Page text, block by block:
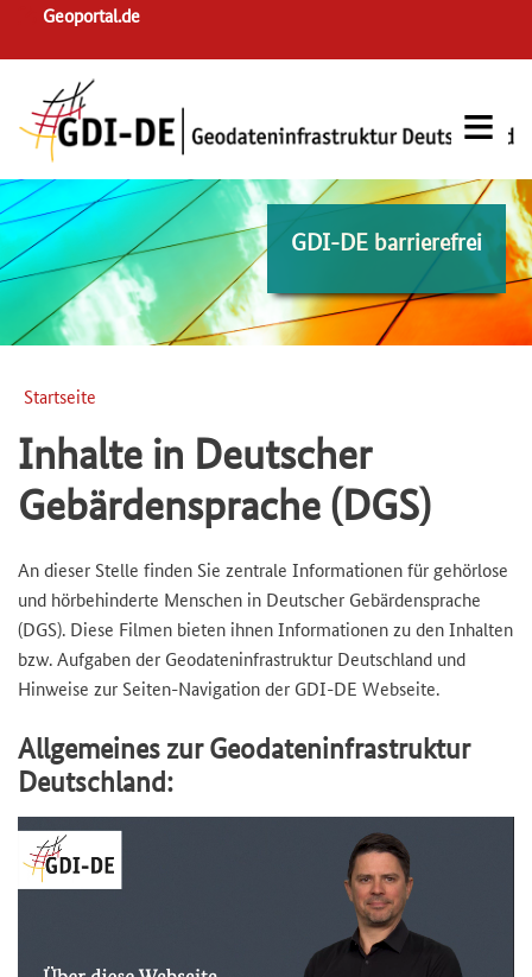
navigation
Geoportal.de
GDI-DE barrierefrei
Pfadnavigation
Startseite
Inhalte in Deutscher
Gebärdensprache (DGS)
An dieser Stelle finden Sie zentrale Informationen für gehörlose
und hörbehinderte Menschen in Deutscher Gebärdensprache
(DGS). Diese Filmen bieten ihnen Informationen zu den Inhalten
bzw. Aufgaben der Geodateninfrastruktur Deutschland und
Hinweise zur Seiten-Navigation der GDI-DE Webseite.
Allgemeines zur Geodateninfrastruktur
Deutschland:
Video
file